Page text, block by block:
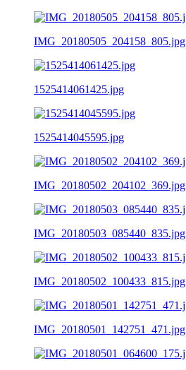
IMG_20180505_204158_805.jpg
1525414061425.jpg
1525414045595.jpg
IMG_20180502_204102_369.jpg
IMG_20180503_085440_835.jpg
IMG_20180502_100433_815.jpg
IMG_20180501_142751_471.jpg